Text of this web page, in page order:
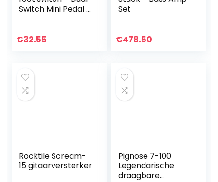
Switch Mini Pedal –
Lead
€32.55
Set
€478.50
Rocktile Scream-
15 gitaarversterker
Pignose 7-100
Legendarische
draagbare